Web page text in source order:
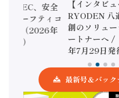
/ IDEC、安全
すセーフティコ
ーラ（2026年
発行）
【インタビュ
RYODEN 八
創のソリュ
ートナーへ /
年7月29日発
最新号＆バック